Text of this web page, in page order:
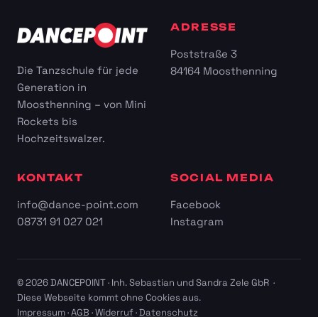
Die Tanzschule für jede
Generation in
Moosthenning – von Mini
Rockets bis
Hochzeitswalzer.
ADRESSE
Poststraße 3
84164 Moosthenning
KONTAKT
info@dance-point.com
08731 91 027 021
SOCIAL MEDIA
Facebook
Instagram
© 2026 DANCEPOINT · Inh. Sebastian und Sandra Zele GbR ·
Diese Webseite kommt ohne Cookies aus.
Impressum·AGB ·Widerruf·Datenschutz